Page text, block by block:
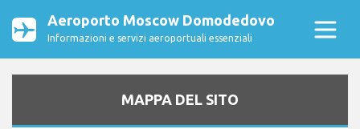
Aeroporto Moscow Domodedovo
Informazioni e servizi aeroportuali essenziali
MAPPA DEL SITO